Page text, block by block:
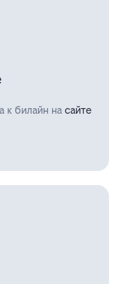
к билайн на сайте